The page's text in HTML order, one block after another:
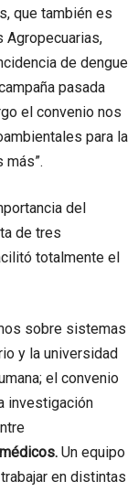
que también es
Agropecuarias,
de dengue
pasada
el convenio nos
para la
del
de tres
totalmente el
sobre sistemas
y la universidad
el convenio
investigación
Un equipo
en distintas